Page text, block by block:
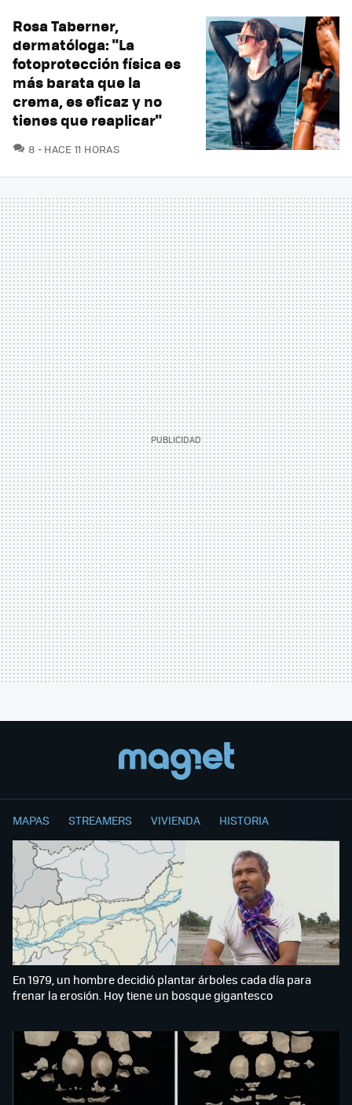
Rosa Taberner,
dermatóloga: "La
fotoprotección física es
más barata que la
crema, es eficaz y no
tienes que reaplicar"
8 COMENTARIOS
HACE 11 HORAS
MAPAS STREAMERS VIVIENDA HISTORIA
En 1979, un hombre decidió plantar árboles cada día para
frenar la erosión. Hoy tiene un bosque gigantesco